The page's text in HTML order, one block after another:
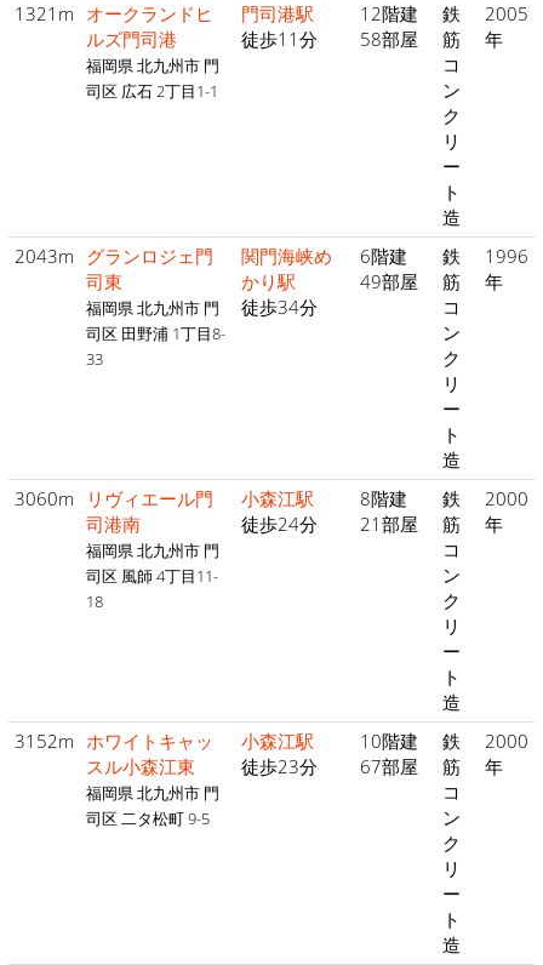
1321m オークランドヒ
ルズ門司港
福岡県 北九州市 門
司区 広石 2丁目1-1
門司港駅
徒歩11分
12階建
58部屋
鉄
筋
コ
ン
ク
リ
ー
ト
造
2005
年
2043m グランロジェ門
司東
福岡県 北九州市 門
司区 田野浦 1丁目8-
33
関門海峡め
かり駅
徒歩34分
6階建
49部屋
鉄
筋
コ
ン
ク
リ
ー
ト
造
1996
年
3060m
リヴィエール門
司港南
福岡県 北九州市 門
司区 風師 4丁目11-
18
小森江駅
徒歩24分
8階建
21部屋
鉄
筋
コ
ン
ク
リ
ー
ト
造
2000
年
3152m ホワイトキャッ
スル小森江東
福岡県 北九州市 門
司区 二タ松町 9-5
小森江駅
徒歩23分
10階建
67部屋
鉄
筋
コ
ン
ク
リ
ー
ト
造
2000
年